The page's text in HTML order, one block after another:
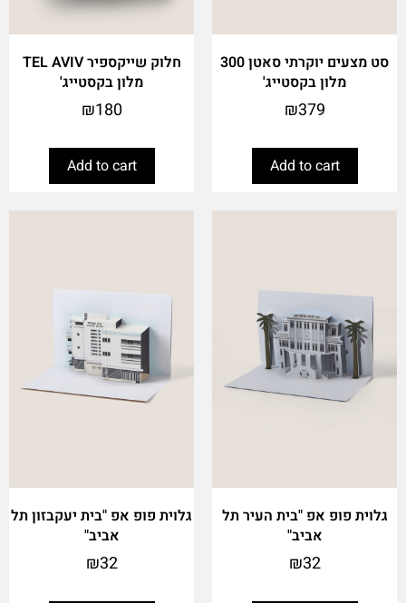
סט מצעים יוקרתי סאטן 300
מלון בקסטייג'
₪379
Add to cart
חלוק שייקספיר TEL AVIV
מלון בקסטייג'
₪180
Add to cart
גלוית פופ אפ "בית העיר תל
אביב"
₪32
גלוית פופ אפ "בית יעקבזון תל
אביב"
₪32